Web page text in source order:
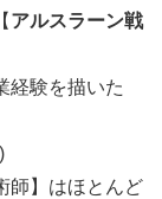
アルスラーン戦
経験を描いた
師】はほとんど